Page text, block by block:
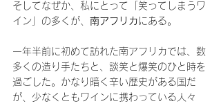
そしてなぜか、私にとって「笑ってしまうワ
イン」の多くが、 南アフリカにある。
一年半前に初めて訪れた南アフリカでは、数
多くの造り手たちと、談笑と爆笑のひと時を
過ごした。かなり暗く辛い歴史がある国だ
が、少なくともワインに携わっている人々